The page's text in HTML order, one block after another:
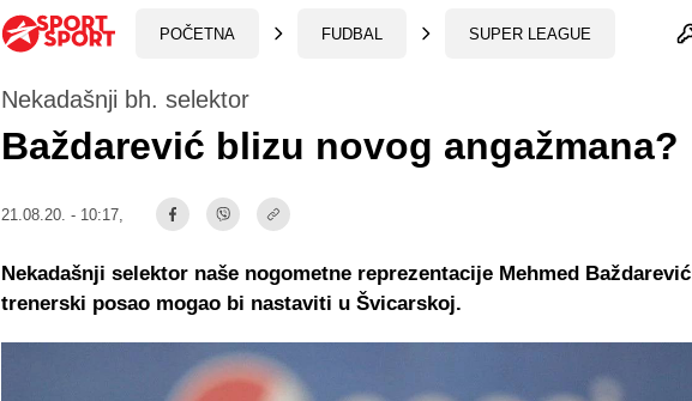
POČETNA FUDBAL SUPER LEAGUE
Nekadašnji bh. selektor
Baždarević blizu novog angažmana?
21.08.20. - 10:17,
Nekadašnji selektor naše nogometne reprezentacije Mehmed Baždarević
trenerski posao mogao bi nastaviti u Švicarskoj.